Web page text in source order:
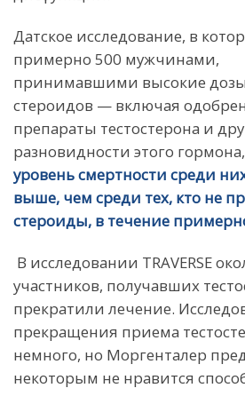
Датское исследование, в
примерно 500 мужчинами,
принимавшими высокие
стероидов — включая
препараты тестостерона и
разновидности этого
уровень смертности среди
выше, чем среди тех, кто не
стероиды, в течение
В исследовании TRAVERSE
участников, получавших
прекратили лечение.
прекращения приема
немного, но Моргенталер
некоторым не нравится